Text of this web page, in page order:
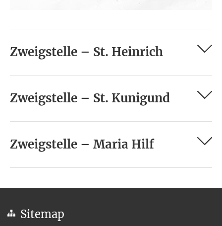
Zweigstelle – St. Heinrich
Zweigstelle – St. Kunigund
Zweigstelle – Maria Hilf
Sitemap